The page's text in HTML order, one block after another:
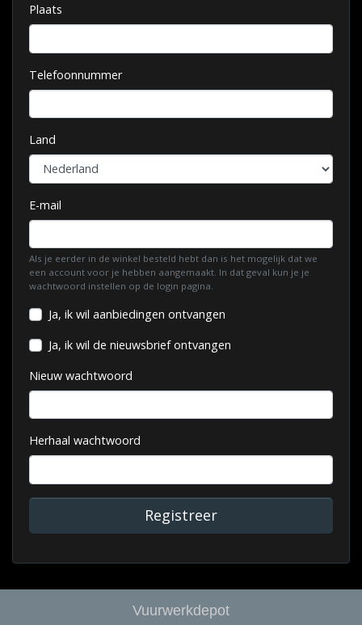
Plaats
Telefoonnummer
Land
E-mail
Als je eerder in de winkel besteld hebt dan is het mogelijk dat we
een account voor je hebben aangemaakt. In dat geval kun je je
wachtwoord instellen op de login pagina.
Ja, ik wil aanbiedingen ontvangen
Ja, ik wil de nieuwsbrief ontvangen
Nieuw wachtwoord
Herhaal wachtwoord
Registreer
Vuurwerkdepot